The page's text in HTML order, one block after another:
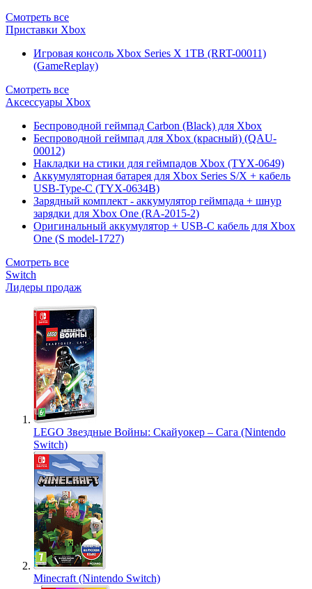
Смотреть все
Приставки Xbox
Игровая консоль Xbox Series X 1TB (RRT-00011)
(GameReplay)
Смотреть все
Аксессуары Xbox
Беспроводной геймпад Carbon (Black) для Xbox
Беспроводной геймпад для Xbox (красный) (QAU-
00012)
Накладки на стики для геймпадов Xbox (TYX-0649)
Аккумуляторная батарея для Xbox Series S/X + кабель
USB-Type-C (TYX-0634B)
Зарядный комплект - аккумулятор геймпада + шнур
зарядки для Xbox One (RA-2015-2)
Оригинальный аккумулятор + USB-C кабель для Xbox
One (S model-1727)
Смотреть все
Switch
Лидеры продаж
LEGO Звездные Войны: Скайуокер – Сага (Nintendo
Switch)
Minecraft (Nintendo Switch)